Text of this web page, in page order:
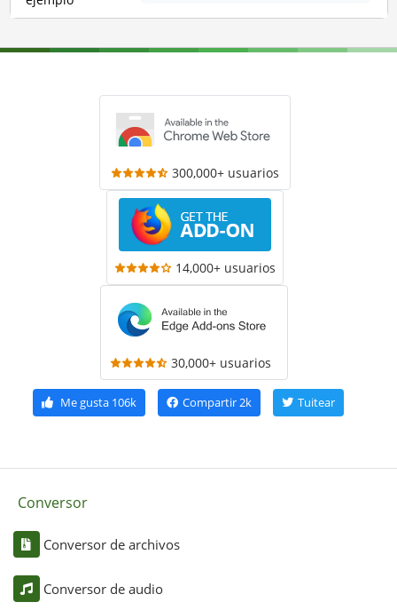
300,000+ usuarios
14,000+ usuarios
30,000+ usuarios
Me gusta106k Compartir2k Tuitear
Conversor
Conversor de archivos
Conversor de audio